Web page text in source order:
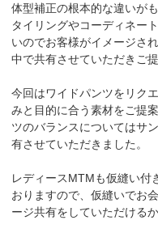
体型補正の根本的な違いが
タイリングやコーディネー
いのでお客様がイメージさ
中で共有させていただきご
今回はワイドパンツをリク
みと目的に合う素材をご提
ツのバランスについてはサ
有させていただきました。
レディースMTMも仮縫い付
おりますので、仮縫いでお
ージ共有をしていただける